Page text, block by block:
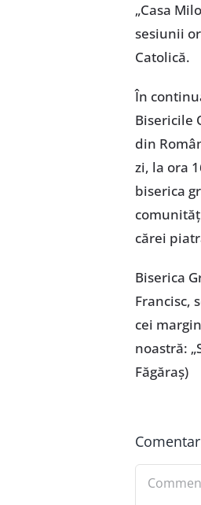
„Casa
sesiunii
Catolică.
În
Bisericile
din
zi, la ora
biserica
cărei
Biserica
Francisc,
cei
noastră:
Făgăraș)
Comment